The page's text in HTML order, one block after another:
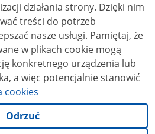
strony. Dzięki nim
treści do potrzeb
usługi. Pamiętaj, że
w plikach cookie mogą
konkretnego urządzenia lub
a więc potencjalnie stanowić
cookies
Odrzuć